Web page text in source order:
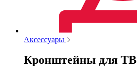
Аксессуары
Кронштейны для ТВ